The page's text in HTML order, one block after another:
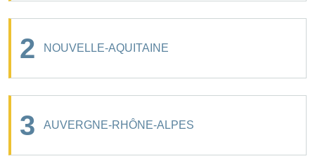
2 NOUVELLE-AQUITAINE
3 AUVERGNE-RHÔNE-ALPES